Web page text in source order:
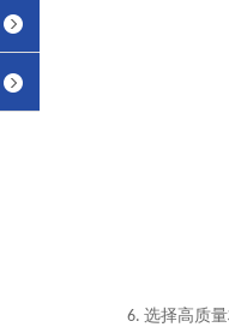
6. 选择高质